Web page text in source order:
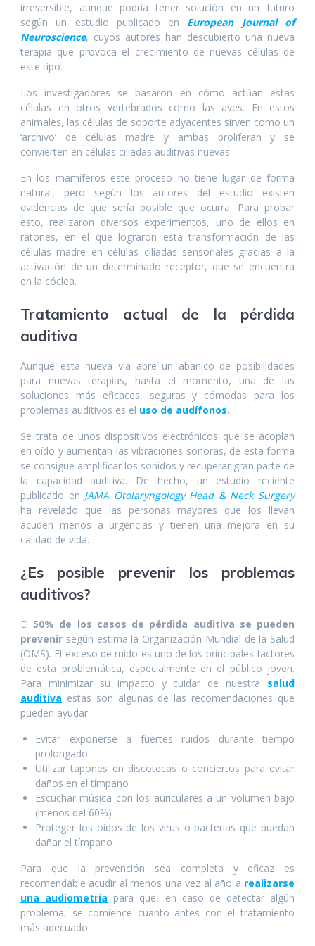
irreversible, aunque podría tener solución en un futuro
según un estudio publicado en European Journal of
Neuroscience, cuyos autores han descubierto una nueva
terapia que provoca el crecimiento de nuevas células de
este tipo.
Los investigadores se basaron en cómo actúan estas
células en otros vertebrados como las aves. En estos
animales, las células de soporte adyacentes sirven como un
‘archivo’ de células madre y ambas proliferan y se
convierten en células ciliadas auditivas nuevas.
En los mamíferos este proceso no tiene lugar de forma
natural, pero según los autores del estudio existen
evidencias de que sería posible que ocurra. Para probar
esto, realizaron diversos experimentos, uno de ellos en
ratones, en el que lograron esta transformación de las
células madre en células ciliadas sensoriales gracias a la
activación de un determinado receptor, que se encuentra
en la cóclea.
Tratamiento actual de la pérdida
auditiva
Aunque esta nueva vía abre un abanico de posibilidades
para nuevas terapias, hasta el momento, una de las
soluciones más eficaces, seguras y cómodas para los
problemas auditivos es el uso de audífonos.
Se trata de unos dispositivos electrónicos que se acoplan
en oído y aumentan las vibraciones sonoras, de esta forma
se consigue amplificar los sonidos y recuperar gran parte de
la capacidad auditiva. De hecho, un estudio reciente
publicado en JAMA Otolaryngology Head & Neck Surgery
ha revelado que las personas mayores que los llevan
acuden menos a urgencias y tienen una mejora en su
calidad de vida.
¿Es posible prevenir los problemas
auditivos?
El50% de los casos de pérdida auditiva se pueden
prevenir según estima la Organización Mundial de la Salud
(OMS). El exceso de ruido es uno de los principales factores
de esta problemática, especialmente en el público joven.
Para minimizar su impacto y cuidar de nuestra salud
auditiva estas son algunas de las recomendaciones que
pueden ayudar:
Evitar exponerse a fuertes ruidos durante tiempo
prolongado
Utilizar tapones en discotecas o conciertos para evitar
daños en el tímpano
Escuchar música con los auriculares a un volumen bajo
(menos del 60%)
Proteger los oídos de los virus o bacterias que puedan
dañar el tímpano
Para que la prevención sea completa y eficaz es
recomendable acudir al menos una vez al año a realizarse
una audiometría para que, en caso de detectar algún
problema, se comience cuanto antes con el tratamiento
más adecuado.